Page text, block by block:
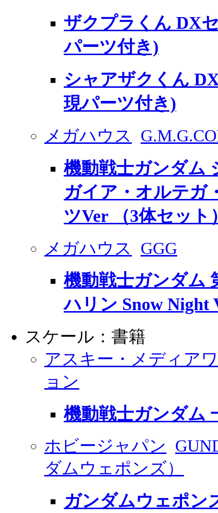
ザクプラくん DX
パーツ付き)
シャアザクくん
現パーツ付き)
メガハウス
機動戦士ガンダム
ガイア・オルテガ
ツVer （3体セット
メガハウス GGG
機動戦士ガンダム
ハリン Snow Night
スケール：書籍
アスキー・メディア
ョン
機動戦士ガンダム
ホビージャパン
ダムウェポンズ）
ガンダムウェポン